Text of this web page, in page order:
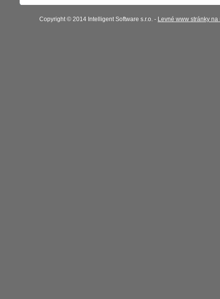
Copyright © 2014 Intelligent Software s.r.o. - Levné www stránky na